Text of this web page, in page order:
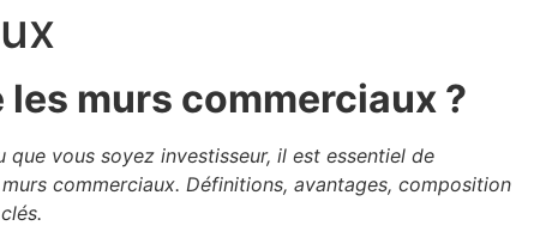
les murs commerciaux ?
vous soyez investisseur, il est essentiel de
commerciaux. Définitions, avantages, composition